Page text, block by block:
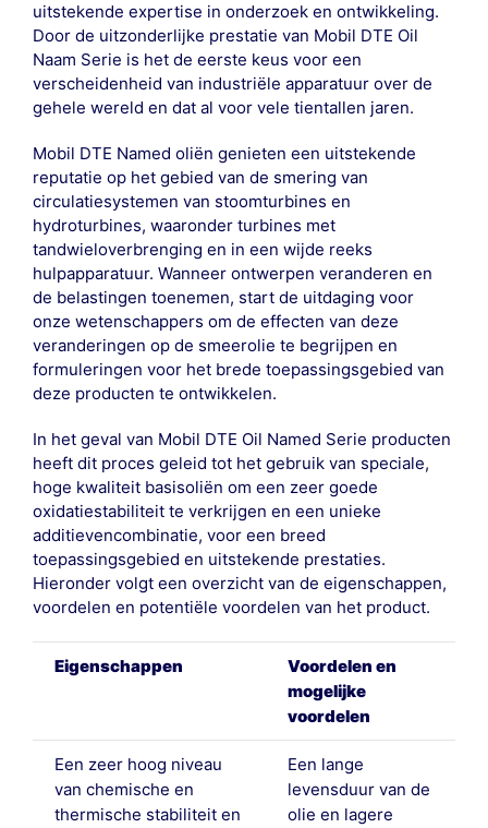
uitstekende expertise in onderzoek en ontwikkeling.
Door de uitzonderlijke prestatie van Mobil DTE Oil
Naam Serie is het de eerste keus voor een
verscheidenheid van industriële apparatuur over de
gehele wereld en dat al voor vele tientallen jaren.
Mobil DTE Named oliën genieten een uitstekende
reputatie op het gebied van de smering van
circulatiesystemen van stoomturbines en
hydroturbines, waaronder turbines met
tandwieloverbrenging en in een wijde reeks
hulpapparatuur. Wanneer ontwerpen veranderen en
de belastingen toenemen, start de uitdaging voor
onze wetenschappers om de effecten van deze
veranderingen op de smeerolie te begrijpen en
formuleringen voor het brede toepassingsgebied van
deze producten te ontwikkelen.
In het geval van Mobil DTE Oil Named Serie producten
heeft dit proces geleid tot het gebruik van speciale,
hoge kwaliteit basisoliën om een zeer goede
oxidatiestabiliteit te verkrijgen en een unieke
additievencombinatie, voor een breed
toepassingsgebied en uitstekende prestaties.
Hieronder volgt een overzicht van de eigenschappen,
voordelen en potentiële voordelen van het product.
Eigenschappen
Voordelen en
mogelijke
voordelen
Een zeer hoog niveau
van chemische en
thermische stabiliteit en
Een lange
levensduur van de
olie en lagere